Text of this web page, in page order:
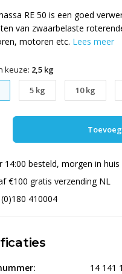
RE 50 is een goed
van zwaarbelaste
motoren etc. Lees meer
keuze: 2,5 kg
5 kg 10 kg
14:00 besteld, morgen in huis
€100 gratis verzending NL
410004
14 141